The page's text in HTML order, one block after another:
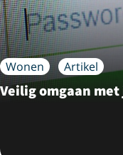
Wonen Artikel
Veilig omgaan